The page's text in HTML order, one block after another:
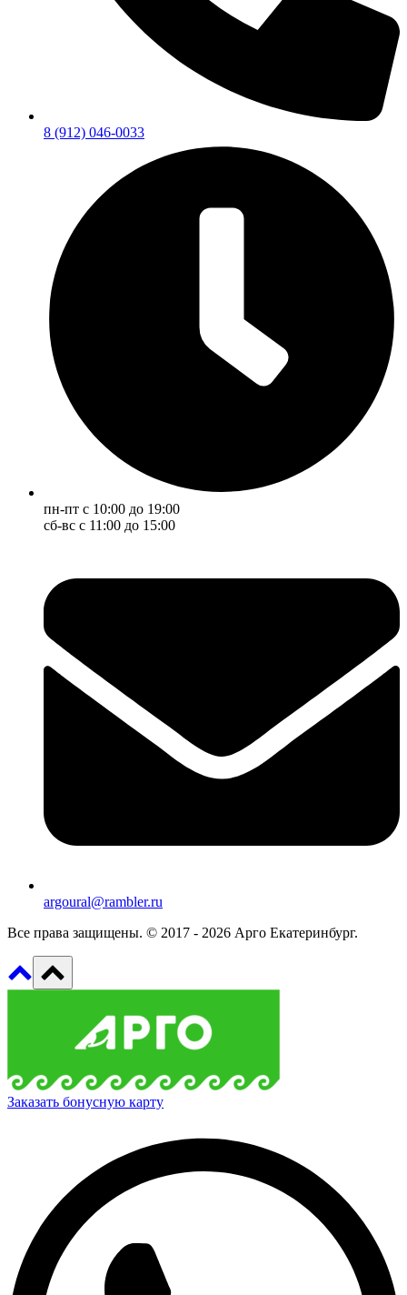
8 (912) 046-0033
пн-пт с 10:00 до 19:00
сб-вс с 11:00 до 15:00
argoural@rambler.ru
Все права защищены. © 2017 - 2026 Арго Екатеринбург.
Заказать бонусную карту